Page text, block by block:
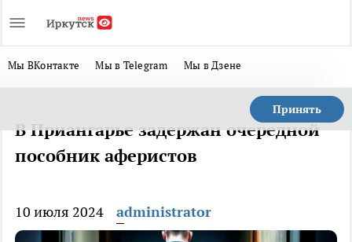
Мы ВКонтакте Мы в Telegram Мы в Дзене
Принять
В Приангарье задержан очередной
пособник аферистов
10 июля 2024 administrator